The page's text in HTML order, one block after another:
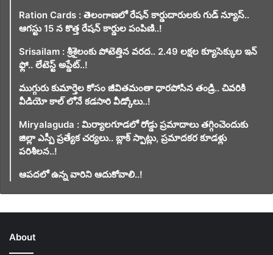
Ration Cards : తెలంగాణలో రేషన్ కార్డుదారులకు గుడ్ న్యూస్..
ఆగస్టు 15 న కొత్త రేషన్ కార్డుల పంపిణి..!
Srisailam : శ్రీశైలంకు పోటెత్తిన వరద.. 2.49 లక్షల క్యూసెక్కుల ఇన్
ఫ్లో.. లేటెస్ట్ అప్డేట్..!
ముగ్గురు కుమార్తెల కోసం జీవితమంతా ధారపోసిన తండ్రి.. చివరికి
వీడియో కాల్ లోనే కడసారి వీడ్కోలు..!
Miryalaguda : మిర్యాలగూడలో రోడ్డు ప్రమాదాలు తగ్గించెందుకు
జిల్లా ఎస్పీ ప్రత్యేక చర్యలు.. బ్లాక్ స్పాట్లు, ప్రమాదకర కూడళ్లు
పరిశీలన..!
ఆపదలో ఉన్న వారిని ఆదుకోవాలి..!
About